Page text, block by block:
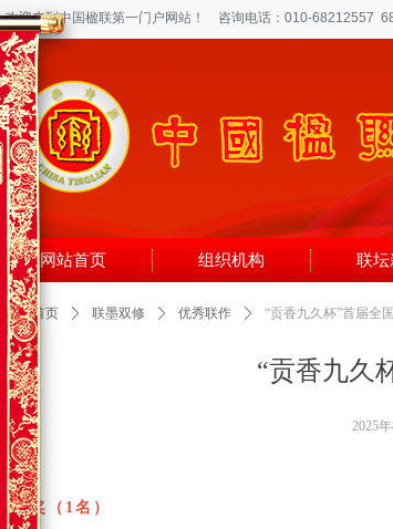
网站首页 组织机构 联坛
欢迎来到中国楹联第一门户网站！ 咨询电话：010-68212557
“贡香九久
网站首页 ꄲ 联墨双修 ꄲ 优秀联作 ꄲ “贡香九久杯”首届全
一等奖（1名）
2025